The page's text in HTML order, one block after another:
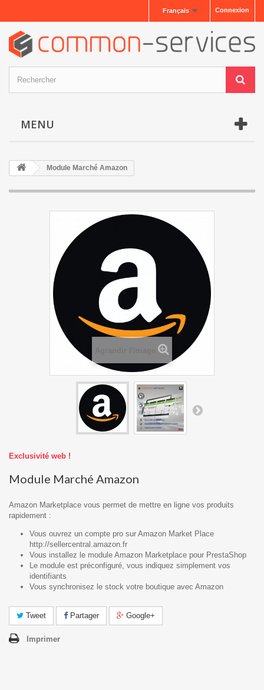
Connexion
Français
MENU
Module Marché Amazon
Exclusivité web !
Module Marché Amazon
Amazon Marketplace vous permet de mettre en ligne vos produits
rapidement :
Vous ouvrez un compte pro sur Amazon Market Place
http://sellercentral.amazon.fr
Vous installez le module Amazon Marketplace pour PrestaShop
Le module est préconfiguré, vous indiquez simplement vos
identifiants
Vous synchronisez le stock votre boutique avec Amazon
Tweet Partager Google+
Imprimer